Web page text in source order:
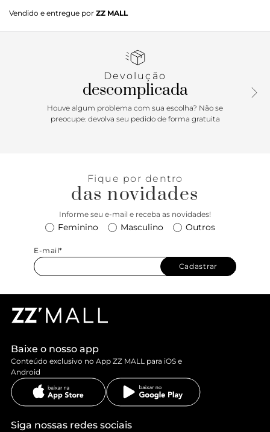
formato macio e retangular e tira larga aplicada nas capas,
estilo cinto, com passadores e fivela metálica, dourada e
superior em zíper e puxador. Com bag charm de
Vendido e entregue por ZZ MALL
Devolução
descomplicada
Houve algum problema com sua escolha? Não se
preocupe: devolva seu pedido de forma gratuita
Fique por dentro
das novidades
Informe seu e-mail e receba as novidades!
Feminino Masculino Outros
E-mail*
Cadastrar
Baixe o nosso app
Conteúdo exclusivo no App ZZ MALL para iOS e
Android
Siga nossas redes sociais